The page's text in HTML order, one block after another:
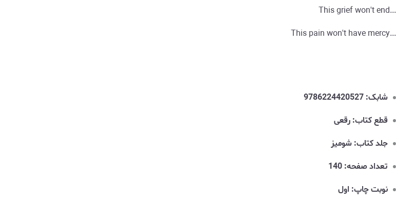
...This grief won't end
...This pain won't have mercy
شابک: 9786224420527
قطع کتاب: رقعی
جلد کتاب: شومیز
تعداد صفحه: 140
نوبت چاپ: اول